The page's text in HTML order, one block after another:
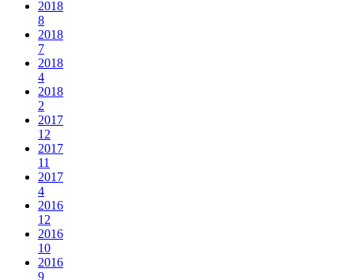
2018
8
2018
7
2018
4
2018
2
2017
12
2017
11
2017
4
2016
12
2016
10
2016
9